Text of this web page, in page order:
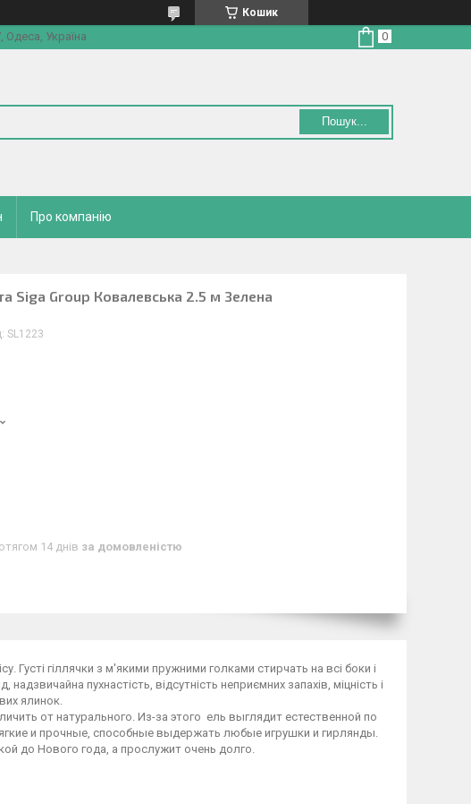
Кошик
Одеса, Україна
Пошук...
Про компанію
Siga Group Ковалевська 2.5 м Зелена
SL1223
14 днів за домовленістю
Густі гіллячки з м'якими пружними голками стирчать на всі боки і
пухнастість, відсутність неприємних запахів, міцність і
ялинок.
от натурального. Из-за этого ель выглядит естественной по
и прочные, способные выдержать любые игрушки и гирлянды.
до Нового года, а прослужит очень долго.